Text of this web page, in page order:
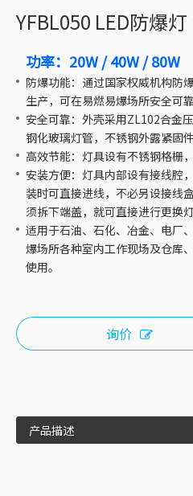
YFBL050 LED防爆灯
功率：20W / 40W / 80W
防爆功能：通过国家权威机构防
生产，可在易燃易爆场所安全可靠
安全可靠：外壳采用ZL102合金
钢化玻璃灯管，不锈钢外露紧固件
高效节能：灯具设有不锈钢格栅
安装方便：灯具内部设有接线腔
装时可直接进线，不必另设接线
须拆下端盖，就可直接进行更换
适用于石油、石化、冶金、电厂
爆场所各种室内工作现场及仓库
使用。
询价
产品描述